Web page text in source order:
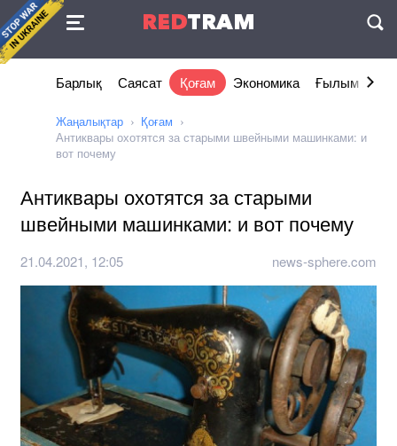
REDTRAM
Келісімі
Барлық Саясат Қоғам Экономика Ғылым және
Жаңалықтар
Қоғам
Антиквары охотятся за старыми швейными машинками: и
вот почему
Антиквары охотятся за старыми
швейными машинками: и вот почему
21.04.2021, 12:05 news-sphere.com